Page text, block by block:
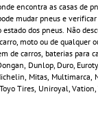
encontra as casas de
mudar pneus e
dos pneus. Não
moto ou de
de carros, baterias para
Dunlop, Duro,
Mitas,
Tires, Uniroyal,